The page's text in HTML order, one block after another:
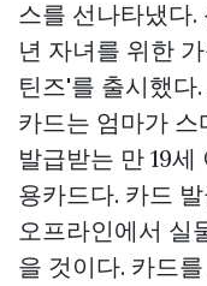
스를 선나타냈다.
년 자녀를 위한
틴즈'를 출시했다
카드는 엄마가 스
발급받는 만 19세
용카드다. 카드
오프라인에서 실
을 것이다. 카드